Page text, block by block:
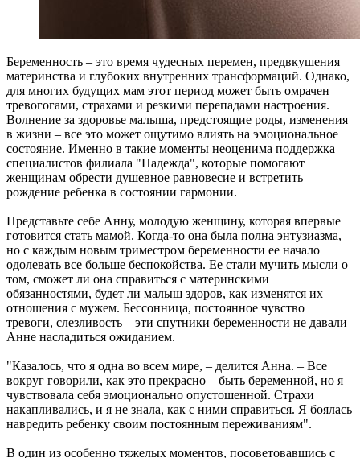
Беременность – это время чудесных перемен, предвкушения
материнства и глубоких внутренних трансформаций. Однако,
для многих будущих мам этот период может быть омрачен
тревогогами, страхами и резкими перепадами настроения.
Волнение за здоровье малыша, предстоящие роды, изменения
в жизни – все это может ощутимо влиять на эмоциональное
состояние. Именно в такие моменты неоценима поддержка
специалистов филиала "Надежда", которые помогают
женщинам обрести душевное равновесие и встретить
рождение ребенка в состоянии гармонии.
Представьте себе Анну, молодую женщину, которая впервые
готовится стать мамой. Когда-то она была полна энтузиазма,
но с каждым новым триместром беременности ее начало
одолевать все больше беспокойства. Ее стали мучить мысли о
том, сможет ли она справиться с материнскими
обязанностями, будет ли малыш здоров, как изменятся их
отношения с мужем. Бессонница, постоянное чувство
тревоги, слезливость – эти спутники беременности не давали
Анне насладиться ожиданием.
"Казалось, что я одна во всем мире, – делится Анна. – Все
вокруг говорили, как это прекрасно – быть беременной, но я
чувствовала себя эмоционально опустошенной. Страхи
накапливались, и я не знала, как с ними справиться. Я боялась
навредить ребенку своим постоянным переживаниям".
В один из особенно тяжелых моментов, посоветовавшись с